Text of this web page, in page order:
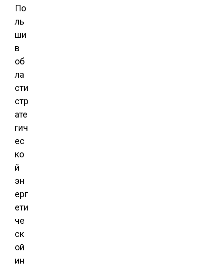
По
ль
ши
в
об
ла
сти
стр
ате
гич
ес
ко
й
эн
ерг
ети
че
ск
ой
ин